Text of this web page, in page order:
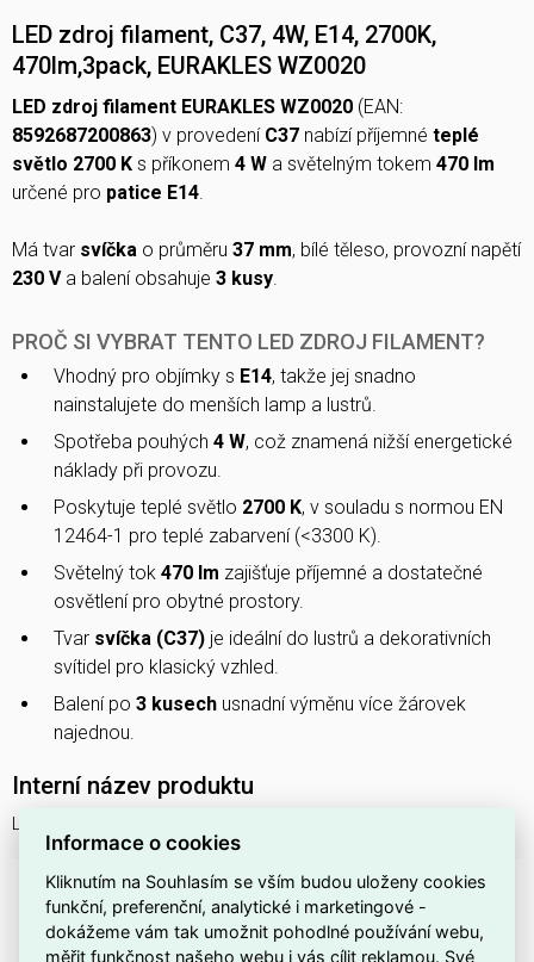
LED zdroj filament, C37, 4W, E14, 2700K,
470lm,3pack, EURAKLES WZ0020
LED zdroj filament EURAKLES WZ0020 (EAN:
8592687200863) v provedení C37 nabízí příjemné teplé
světlo 2700 K s příkonem 4 W a světelným tokem 470 lm
určené pro patice E14.
Má tvar svíčka o průměru 37 mm, bílé těleso, provozní napětí
230 Va balení obsahuje 3 kusy.
PROČ SI VYBRAT TENTO LED ZDROJ FILAMENT?
Vhodný pro objímky s E14, takže jej snadno
nainstalujete do menších lamp a lustrů.
Spotřeba pouhých 4 W, což znamená nižší energetické
náklady při provozu.
Poskytuje teplé světlo 2700 K, v souladu s normou EN
12464-1 pro teplé zabarvení (<3300 K).
Světelný tok 470 lm zajišťuje příjemné a dostatečné
osvětlení pro obytné prostory.
Tvar svíčka (C37) je ideální do lustrů a dekorativních
svítidel pro klasický vzhled.
Balení po 3 kusech usnadní výměnu více žárovek
najednou.
Interní název produktu
LED zdroj filamentC37,4W,E14,2700K,470lm
DOSTUPNOST NA PRODEJNÁCH
Dostupnost centrální sklady EMAS
Informace o cookies
Kliknutím na Souhlasím se vším budou uloženy cookies
funkční, preferenční, analytické i marketingové -
dokážeme vám tak umožnit pohodlné používání webu,
měřit funkčnost našeho webu i vás cílit reklamou. Své